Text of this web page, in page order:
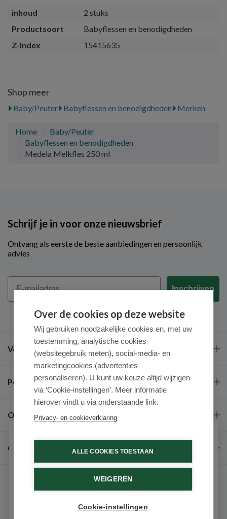
inhoud
2 stuks
Productsoort
Babyflessen en benodigdheden
Z-Index
15415635
Shop meer
Baby/Peuter Babyflessen en benodigdheden Merken
Home
Baby/Peuter
Babyflessen en benodigdheden
Medela Melkfles 250 ml
Schrijf je in voor onze nieuwsbrief
Ontvang als eerste de beste aanbiedingen en persoonlijk
advies
Email
Inschrijven
Veel gestelde vragen
Populaire merken
Over ons
Contact
Over de cookies op deze website
Wij gebruiken noodzakelijke cookies en, met uw
toestemming, analytische cookies
(websitegebruik meten), social-media- en
marketingcookies (advertenties
personaliseren). U kunt uw keuze altijd wijzigen
via ‘Cookie-instellingen’. Meer informatie
hierover vindt u via onderstaande link.
Privacy- en cookieverklaring
ALLE COOKIES TOESTAAN
WEIGEREN
Cookie-instellingen
Schrijf je in voor onze nieuwsbrief
Ontvang als eerste de beste aanbiedingen en persoonlijk
advies